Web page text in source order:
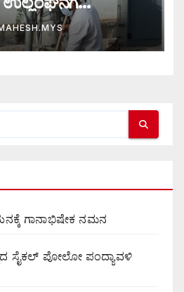
ಗಾನಾಭಿಷೇಕ ನಮನ
ಸೈಕಲ್ ಪೋಲೋ ಪಂದ್ಯಾವಳಿ